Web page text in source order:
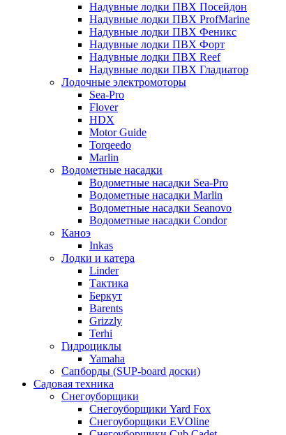
Надувные лодки ПВХ Посейдон
Надувные лодки ПВХ ProfMarine
Надувные лодки ПВХ Феникс
Надувные лодки ПВХ Форт
Надувные лодки ПВХ Reef
Надувные лодки ПВХ Гладиатор
Лодочные электромоторы
Sea-Pro
Flover
HDX
Motor Guide
Torqeedo
Marlin
Водометные насадки
Водометные насадки Sea-Pro
Водометные насадки Marlin
Водометные насадки Seanovo
Водометные насадки Condor
Каноэ
Inkas
Лодки и катера
Linder
Тактика
Беркут
Barents
Grizzly
Terhi
Гидроциклы
Yamaha
Сапборды (SUP-board доски)
Садовая техника
Снегоуборщики
Снегоуборщики Yard Fox
Снегоуборщики EVOline